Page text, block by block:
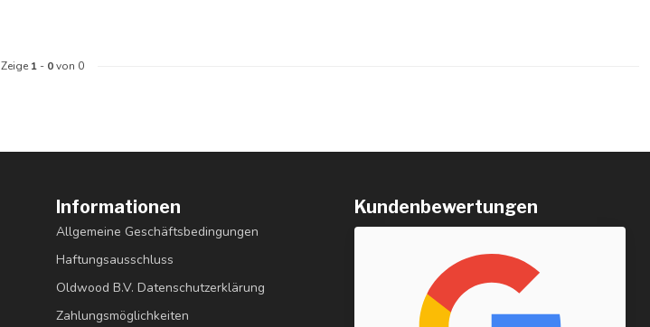
Zeige 1 - 0von 0
Informationen
Allgemeine Geschäftsbedingungen
Haftungsausschluss
Oldwood B.V. Datenschutzerklärung
Zahlungsmöglichkeiten
Kundenbewertungen